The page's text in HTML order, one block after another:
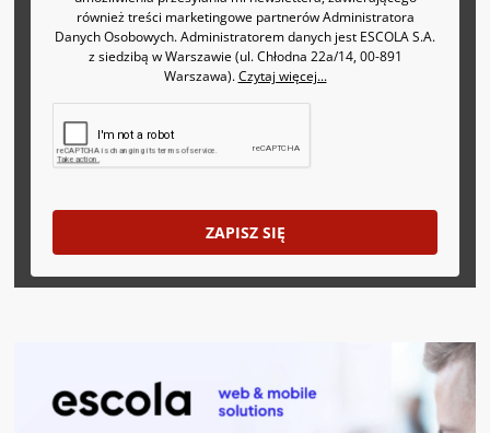
również treści marketingowe partnerów Administratora
Danych Osobowych. Administratorem danych jest ESCOLA S.A.
z siedzibą w Warszawie (ul. Chłodna 22a/14, 00-891
Warszawa).Czytaj więcej...
ZAPISZ SIĘ